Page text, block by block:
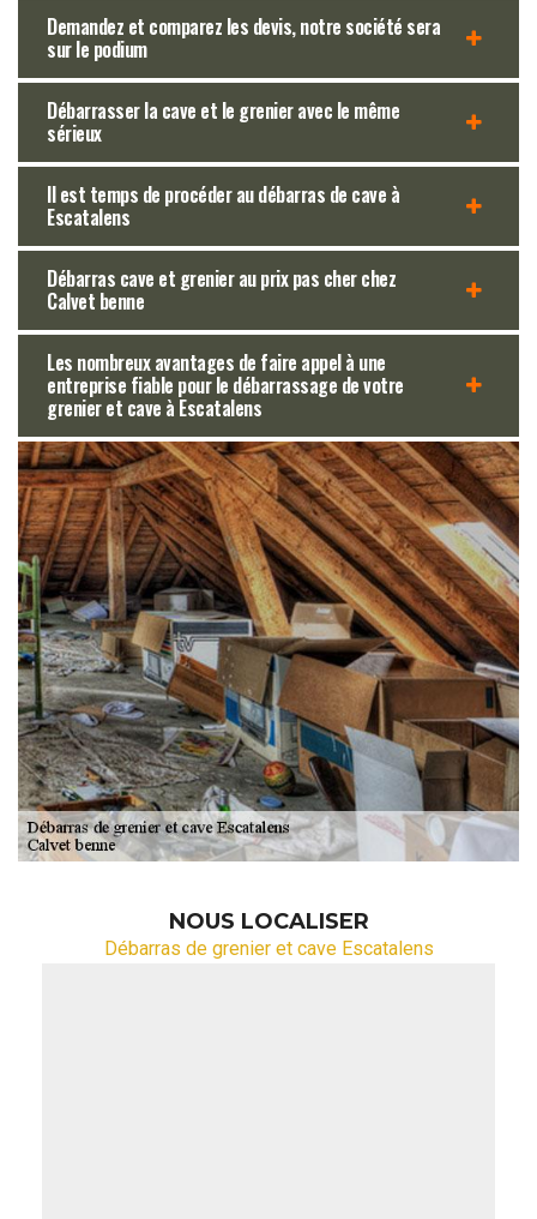
Demandez et comparez les devis, notre société sera
sur le podium
Débarrasser la cave et le grenier avec le même
sérieux
Il est temps de procéder au débarras de cave à
Escatalens
Débarras cave et grenier au prix pas cher chez
Calvet benne
Les nombreux avantages de faire appel à une
entreprise fiable pour le débarrassage de votre
grenier et cave à Escatalens
NOUS LOCALISER
Débarras de grenier et cave Escatalens